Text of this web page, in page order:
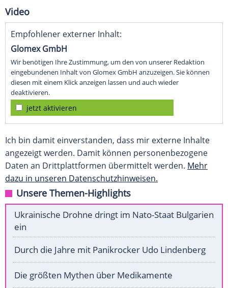
Video
Empfohlener externer Inhalt:
Glomex GmbH
Wir benötigen Ihre Zustimmung, um den von unserer Redaktion
eingebundenen Inhalt von Glomex GmbH anzuzeigen. Sie können
diesen mit einem Klick anzeigen lassen und auch wieder
deaktivieren.
jetzt aktivieren
Ich bin damit einverstanden, dass mir externe Inhalte
angezeigt werden. Damit können personenbezogene
Daten an Drittplattformen übermittelt werden. Mehr
dazu in unseren Datenschutzhinweisen.
Unsere Themen-Highlights
Ukrainische Drohne dringt im Nato-Staat Bulgarien
ein
Durch die Jahre mit Panikrocker Udo Lindenberg
Die größten Mythen über Medikamente